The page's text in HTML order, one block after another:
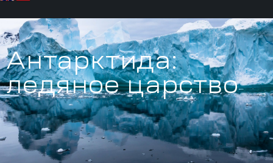
Антарктида:
ледяное царство